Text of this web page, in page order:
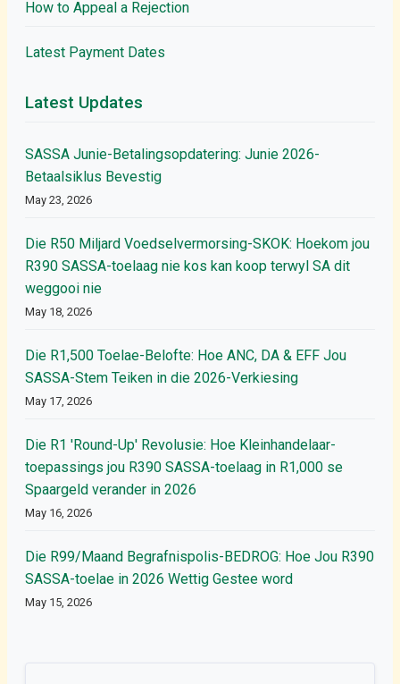
How to Appeal a Rejection
Latest Payment Dates
Latest Updates
SASSA Junie-Betalingsopdatering: Junie 2026-
Betaalsiklus Bevestig
May 23, 2026
Die R50 Miljard Voedselvermorsing-SKOK: Hoekom jou
R390 SASSA-toelaag nie kos kan koop terwyl SA dit
weggooi nie
May 18, 2026
Die R1,500 Toelae-Belofte: Hoe ANC, DA & EFF Jou
SASSA-Stem Teiken in die 2026-Verkiesing
May 17, 2026
Die R1 'Round-Up' Revolusie: Hoe Kleinhandelaar-
toepassings jou R390 SASSA-toelaag in R1,000 se
Spaargeld verander in 2026
May 16, 2026
Die R99/Maand Begrafnispolis-BEDROG: Hoe Jou R390
SASSA-toelae in 2026 Wettig Gestee word
May 15, 2026